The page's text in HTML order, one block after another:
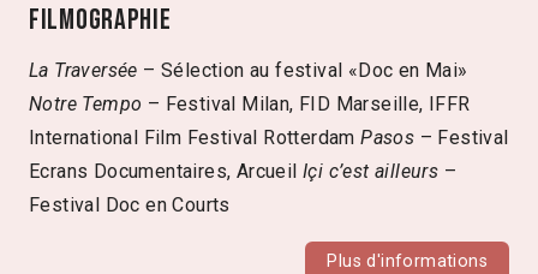
Filmographie
La Traversée – Sélection au festival «Doc en Mai»
Notre Tempo – Festival Milan, FID Marseille, IFFR
International Film Festival RotterdamPasos – Festival
Ecrans Documentaires, Arcueil Içi c’est ailleurs –
Festival Doc en Courts
Plus d'informations